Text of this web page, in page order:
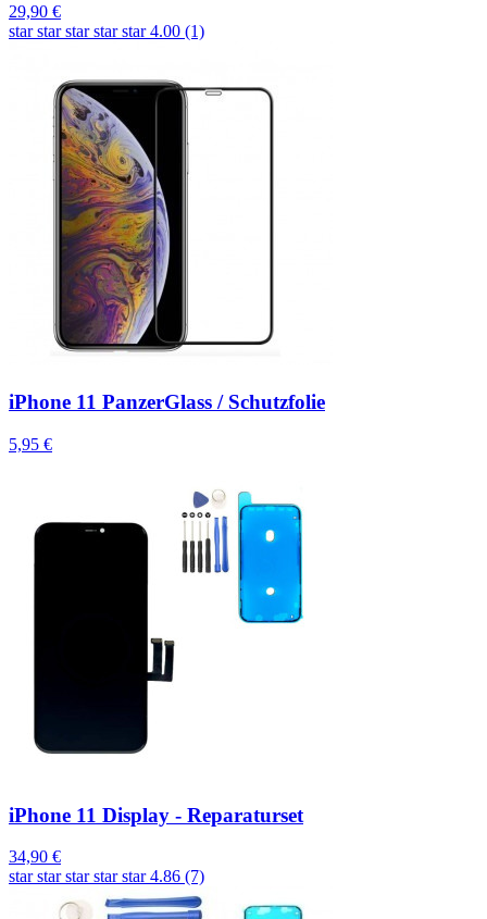
29,90 €
star star star star star 4.00 (1)
iPhone 11 PanzerGlass / Schutzfolie
5,95 €
iPhone 11 Display - Reparaturset
34,90 €
star star star star star 4.86 (7)